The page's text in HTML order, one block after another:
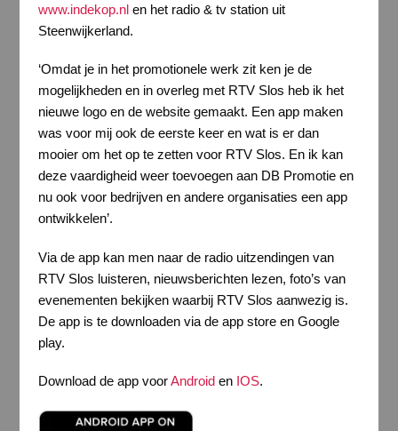
www.indekop.nlen het radio & tv station uit
Steenwijkerland.
‘Omdat je in het promotionele werk zit ken je de
mogelijkheden en in overleg met RTV Slos heb ik het
nieuwe logo en de website gemaakt. Een app maken
was voor mij ook de eerste keer en wat is er dan
mooier om het op te zetten voor RTV Slos. En ik kan
deze vaardigheid weer toevoegen aan DB Promotie en
nu ook voor bedrijven en andere organisaties een app
ontwikkelen’.
Via de app kan men naar de radio uitzendingen van
RTV Slos luisteren, nieuwsberichten lezen, foto’s van
evenementen bekijken waarbij RTV Slos aanwezig is.
De app is te downloaden via de app store en Google
play.
Download de app voorAndroiden IOS.